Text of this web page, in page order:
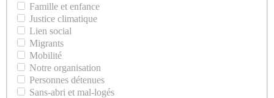
Famille et enfance
Justice climatique
Lien social
Migrants
Mobilité
Notre organisation
Personnes détenues
Sans-abri et mal-logés